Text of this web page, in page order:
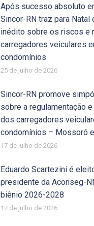
Após sucesso absoluto
Sincor-RN traz para Natal
inédito sobre os riscos e
carregadores veiculares
condomínios
25 de julho de 2026
Sincor-RN promove
sobre a regulamentação
dos carregadores
condomínios – Mossoró
17 de julho de 2026
Eduardo Scartezini é
presidente da Aconseg-
biênio 2026-2028
17 de julho de 2026